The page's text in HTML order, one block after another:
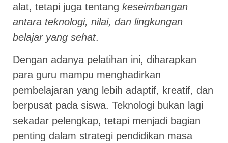
alat, tetapi juga tentang keseimbangan
antara teknologi, nilai, dan lingkungan
belajar yang sehat.
Dengan adanya pelatihan ini, diharapkan
para guru mampu menghadirkan
pembelajaran yang lebih adaptif, kreatif, dan
berpusat pada siswa. Teknologi bukan lagi
sekadar pelengkap, tetapi menjadi bagian
penting dalam strategi pendidikan masa